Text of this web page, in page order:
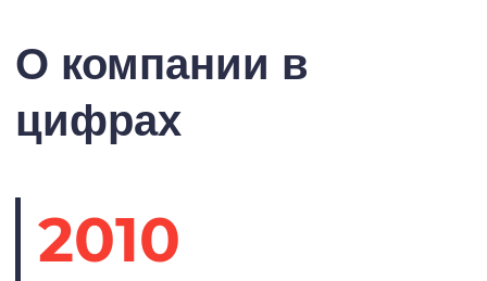
О компании в
цифрах
2010